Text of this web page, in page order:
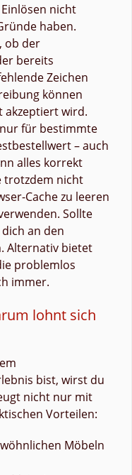
nicht
haben.
ob der
bereits
Zeichen
können
akzeptiert wird.
für bestimmte
– auch
alles korrekt
trotzdem nicht
Cache zu leeren
Sollte
an den
Alternativ bietet
problemlos
immer.
lohnt sich
bist, wirst du
nicht nur mit
Vorteilen:
Möbeln